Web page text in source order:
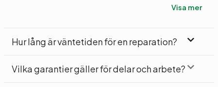
Visa mer
Hur lång är väntetiden för en reparation?
Vilka garantier gäller för delar och arbete?